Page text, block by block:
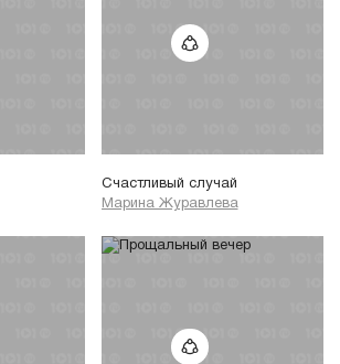
Счастливый случай
Марина Журавлева